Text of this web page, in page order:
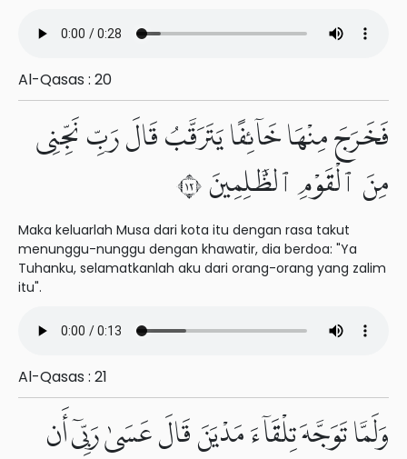
Al-Qasas : 20
فَخَرَجَ مِنْهَا خَآئِفًا يَتَرَقَّبُ قَالَ رَبِّ نَجِّنِى
مِنَ ٱلْقَوْمِ ٱلظَّٰلِمِينَ ٢١
Maka keluarlah Musa dari kota itu dengan rasa takut
menunggu-nunggu dengan khawatir, dia berdoa: "Ya
Tuhanku, selamatkanlah aku dari orang-orang yang zalim
itu".
Al-Qasas : 21
وَلَمَّا تَوَجَّهَ تِلْقَآءَ مَدْيَنَ قَالَ عَسَىٰ رَبِّىٓ أَن